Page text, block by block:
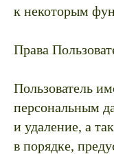
к некоторым
Права
Пользователь
персональным
и удаление, а
в порядке,